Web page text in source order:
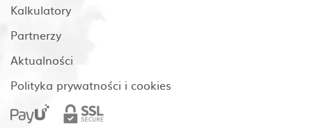
Kalkulatory
Partnerzy
Aktualności
Polityka prywatności i cookies